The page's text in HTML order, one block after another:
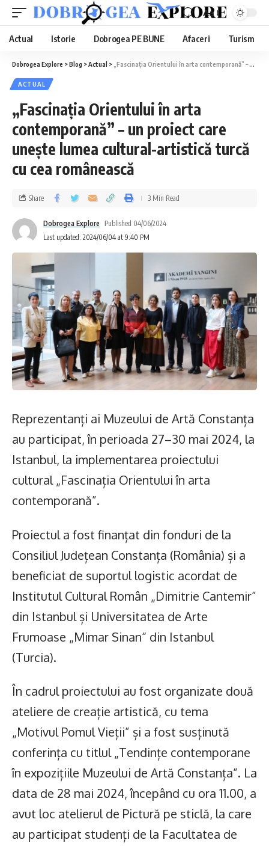
Aa
Actual Istorie Dobrogea PE BUNE Afaceri Turism
Dobrogea Explore >Blog >Actual > „Fascinația Orientului în arta contemporană” – un proiect care unește lumea cultural-artistică turcă cu cea românească
ACTUAL
„Fascinația Orientului în arta
contemporană” – un proiect care
unește lumea cultural-artistică turcă
cu cea românească
Last updated: 2024/06/04 at 9:40 PM
Dobrogea Explore Published 04/06/2024
Share 3 Min Read
Reprezentanți ai Muzeului de Artă Constanța
au participat, în perioada 27–30 mai 2024, la
Istanbul, la implementarea proiectului
cultural „Fascinația Orientului în arta
contemporană”.
Proiectul a fost finanțat din fonduri de la
Consiliul Județean Constanța (România) și a
beneficiat de suportul logistic acordat de
Institutul Cultural Român „Dimitrie Cantemir”
din Istanbul și Universitatea de Arte
Frumoase „Mimar Sinan“ din Istanbul
(Turcia).
În cadrul proiectului au fost organizate două
ateliere de creație artistică, cu tema
„Motivul Pomul Vieții” și a fost susținută
conferința cu titlul „Tendințe contemporane
în expozițiile Muzeului de Artă Constanța”. La
data de 28 mai 2024, începând cu ora 11.00, a
avut loc atelierul de Pictură pe sticlă, la care
au participat studenți de la Facultatea de